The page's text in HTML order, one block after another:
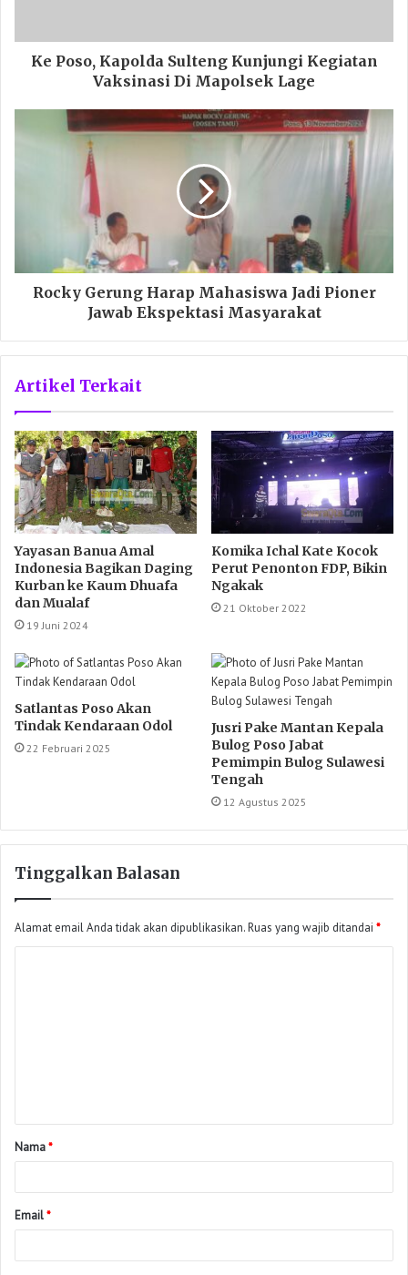
Ke Poso, Kapolda Sulteng Kunjungi Kegiatan
Vaksinasi Di Mapolsek Lage
Rocky Gerung Harap Mahasiswa Jadi Pioner
Jawab Ekspektasi Masyarakat
Artikel Terkait
Yayasan Banua Amal
Indonesia Bagikan Daging
Kurban ke Kaum Dhuafa
dan Mualaf
19 Juni 2024
Komika Ichal Kate Kocok
Perut Penonton FDP, Bikin
Ngakak
21 Oktober 2022
Satlantas Poso Akan
Tindak Kendaraan Odol
22 Februari 2025
Jusri Pake Mantan Kepala
Bulog Poso Jabat
Pemimpin Bulog Sulawesi
Tengah
12 Agustus 2025
Tinggalkan Balasan
Alamat email Anda tidak akan dipublikasikan.Ruas yang wajib ditandai *
Nama*
Email*